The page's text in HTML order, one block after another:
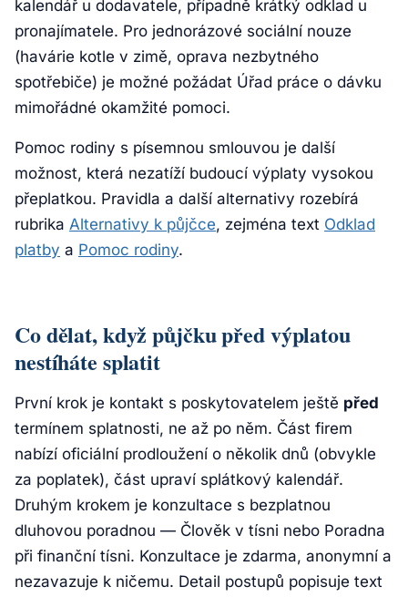
kalendář u dodavatele, případně krátký odklad u
pronajímatele. Pro jednorázové sociální nouze
(havárie kotle v zimě, oprava nezbytného
spotřebiče) je možné požádat Úřad práce o dávku
mimořádné okamžité pomoci.
Pomoc rodiny s písemnou smlouvou je další
možnost, která nezatíží budoucí výplaty vysokou
přeplatkou. Pravidla a další alternativy rozebírá
rubrika Alternativy k půjčce, zejména text Odklad
platby a Pomoc rodiny.
Co dělat, když půjčku před výplatou
nestíháte splatit
První krok je kontakt s poskytovatelem ještě před
termínem splatnosti, ne až po něm. Část firem
nabízí oficiální prodloužení o několik dnů (obvykle
za poplatek), část upraví splátkový kalendář.
Druhým krokem je konzultace s bezplatnou
dluhovou poradnou — Člověk v tísni nebo Poradna
při finanční tísni. Konzultace je zdarma, anonymní a
nezavazuje k ničemu. Detail postupů popisuje text